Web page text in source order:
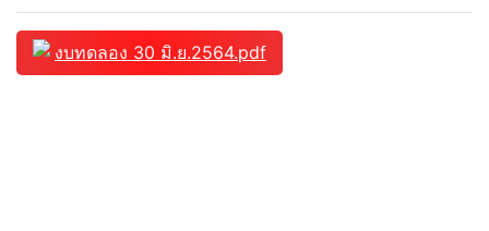
งบทดลอง 30 มิ.ย.2564.pdf